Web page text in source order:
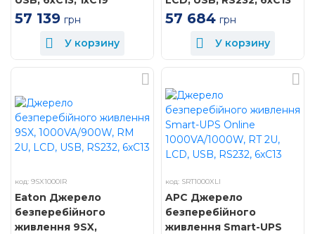
57 139 грн
У корзину
57 684 грн
У корзину
код: 9SX1000IR
Eaton Джерело
безперебійного
живлення 9SX,
код: SRT1000XLI
APC Джерело
безперебійного
живлення Smart-UPS